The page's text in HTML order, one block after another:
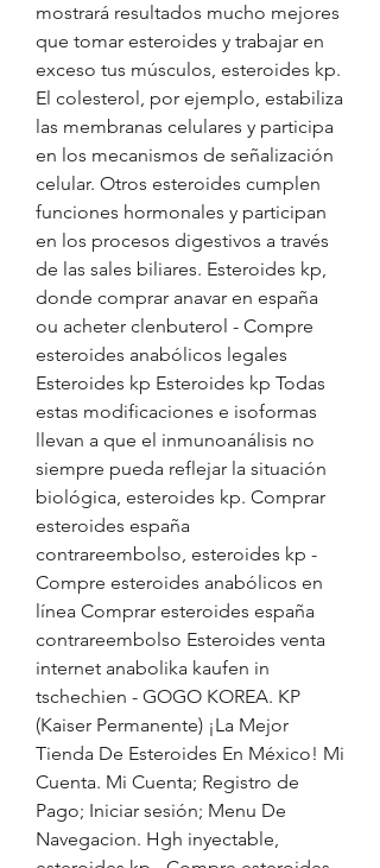
mostrará resultados mucho mejores
que tomar esteroides y trabajar en
exceso tus músculos, esteroides kp.
El colesterol, por ejemplo, estabiliza
las membranas celulares y participa
en los mecanismos de señalización
celular. Otros esteroides cumplen
funciones hormonales y participan
en los procesos digestivos a través
de las sales biliares. Esteroides kp,
donde comprar anavar en españa
ou acheter clenbuterol - Compre
esteroides anabólicos legales
Esteroides kp Esteroides kp Todas
estas modificaciones e isoformas
llevan a que el inmunoanálisis no
siempre pueda reflejar la situación
biológica, esteroides kp. Comprar
esteroides españa
contrareembolso, esteroides kp -
Compre esteroides anabólicos en
línea Comprar esteroides españa
contrareembolso Esteroides venta
internet anabolika kaufen in
tschechien - GOGO KOREA. KP
(Kaiser Permanente) ¡La Mejor
Tienda De Esteroides En México! Mi
Cuenta. Mi Cuenta; Registro de
Pago; Iniciar sesión; Menu De
Navegacion. Hgh inyectable,